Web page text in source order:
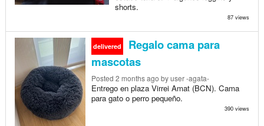
shorts.
87 views
delivered
Regalo cama para
mascotas
Posted 2 months ago by user -agata-
Entrego en plaza Virrei Amat (BCN). Cama
para gato o perro pequeño.
390 views